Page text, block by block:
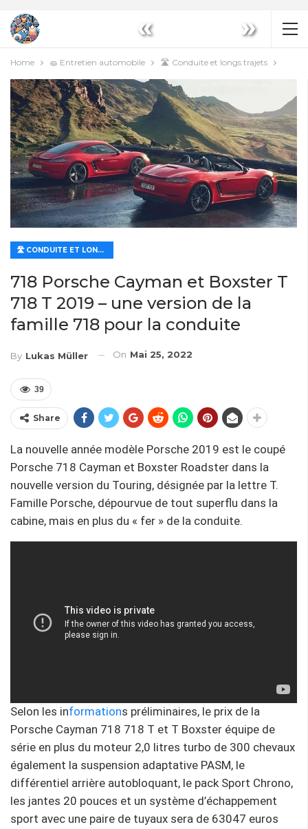
« »
Home 🧽 Entretien automobile 🛣️ Conduite et longs trajets
🛣️ CONDUITE ET LONGS TRAJETS
718 Porsche Cayman et Boxster T
718 T 2019 – une version de la
famille 718 pour la conduite
By Lukas Müller On Mai 25, 2022
39
Share
La nouvelle année modèle Porsche 2019 est le coupé
Porsche 718 Cayman et Boxster Roadster dans la
nouvelle version du Touring, désignée par la lettre T.
Famille Porsche, dépourvue de tout superflu dans la
cabine, mais en plus du « fer » de la conduite.
Selon les informations préliminaires, le prix de la
Porsche Cayman 718 718 T et T Boxster équipe de
série en plus du moteur 2,0 litres turbo de 300 chevaux
également la suspension adaptative PASM, le
différentiel arrière autobloquant, le pack Sport Chrono,
les jantes 20 pouces et un système d’échappement
sport avec une paire de tuyaux sera de 63047 euros